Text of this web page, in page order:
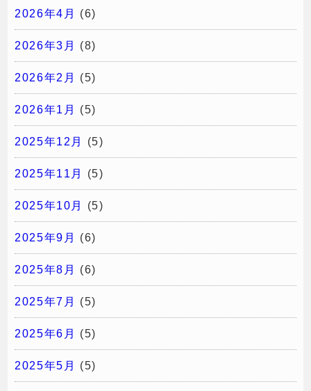
2026年4月 (6)
2026年3月 (8)
2026年2月 (5)
2026年1月 (5)
2025年12月 (5)
2025年11月 (5)
2025年10月 (5)
2025年9月 (6)
2025年8月 (6)
2025年7月 (5)
2025年6月 (5)
2025年5月 (5)